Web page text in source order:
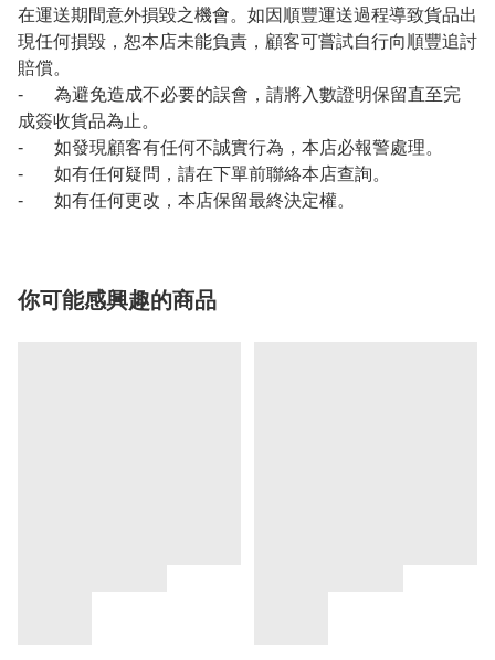
在運送期間意外損毀之機會。如因順豐運送過程導致貨品出
現任何損毀，恕本店未能負責，顧客可嘗試自行向順豐追討
賠償。
- 為避免造成不必要的誤會，請將入數證明保留直至完
成簽收貨品為止。
- 如發現顧客有任何不誠實行為，本店必報警處理。
- 如有任何疑問，請在下單前聯絡本店查詢。
- 如有任何更改，本店保留最終決定權。
你可能感興趣的商品